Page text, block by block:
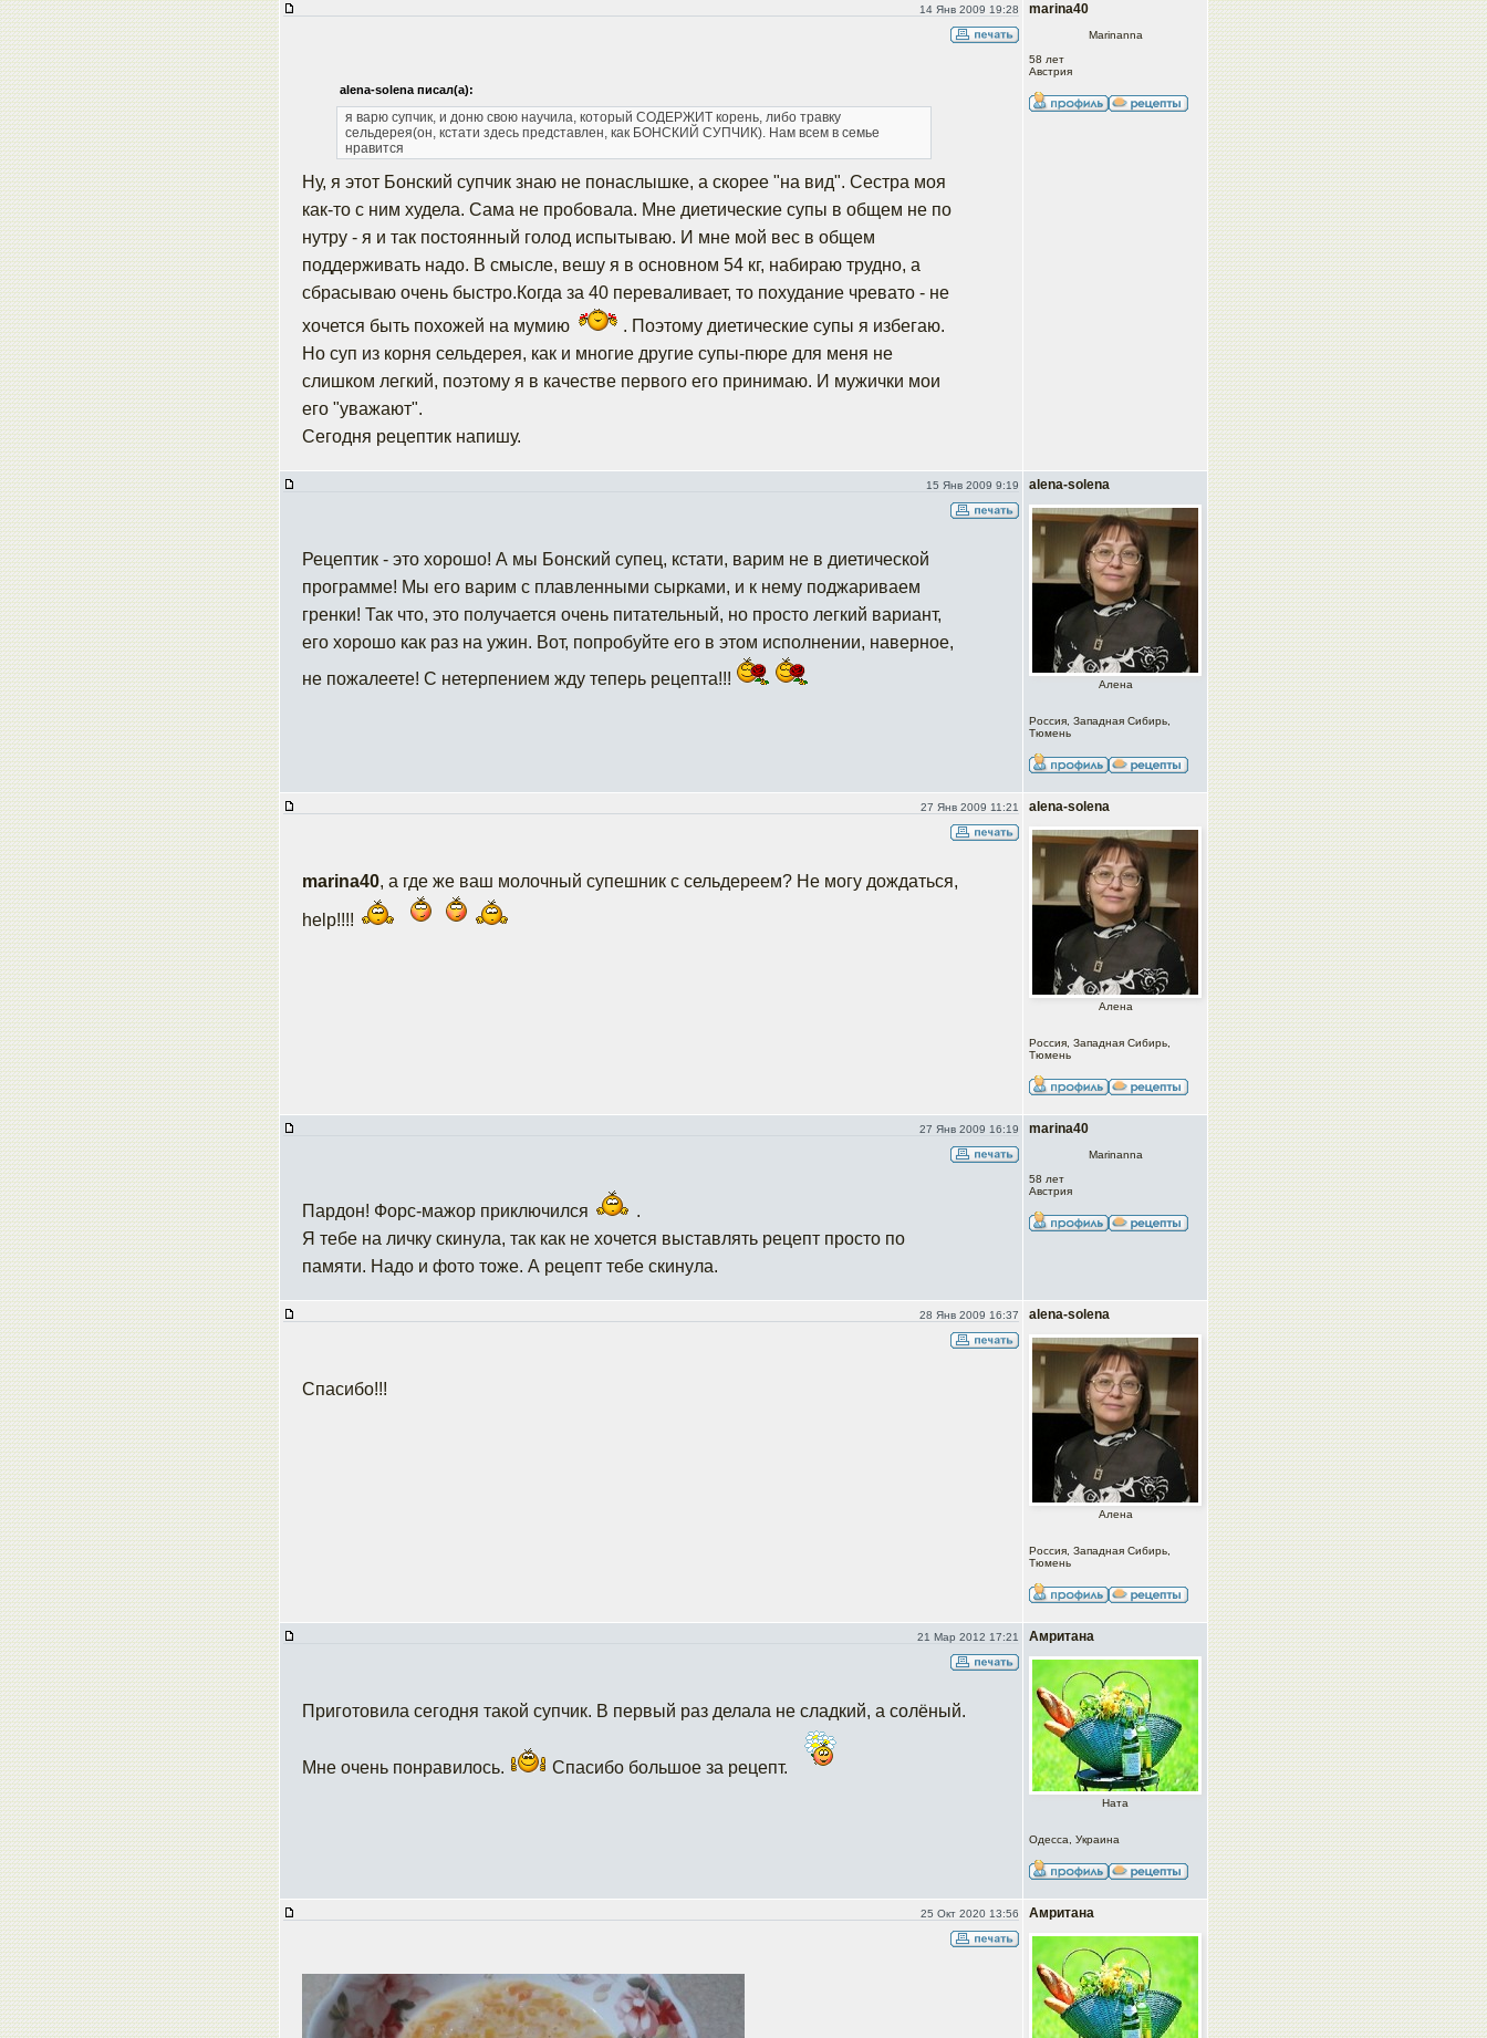
14 Янв 2009 19:28 marina40
Marinanna
58 лет
Австрия
alena-solena писал(а):
я варю супчик, и доню свою научила, который СОДЕРЖИТ корень, либо травку
сельдерея(он, кстати здесь представлен, как БОНСКИЙ СУПЧИК). Нам всем в семье
нравится
Ну, я этот Бонский супчик знаю не понаслышке, а скорее "на вид". Сестра моя
как-то с ним худела. Сама не пробовала. Мне диетические супы в общем не по
нутру - я и так постоянный голод испытываю. И мне мой вес в общем
поддерживать надо. В смысле, вешу я в основном 54 кг, набираю трудно, а
сбрасываю очень быстро.Когда за 40 переваливает, то похудание чревато - не
хочется быть похожей на мумию
. Поэтому диетические супы я избегаю.
Но суп из корня сельдерея, как и многие другие супы-пюре для меня не
слишком легкий, поэтому я в качестве первого его принимаю. И мужички мои
его "уважают".
Сегодня рецептик напишу.
15 Янв 2009 9:19 alena-solena
Алена
Россия, Западная Сибирь,
Тюмень
Рецептик - это хорошо! А мы Бонский супец, кстати, варим не в диетической
программе! Мы его варим с плавленными сырками, и к нему поджариваем
гренки! Так что, это получается очень питательный, но просто легкий вариант,
его хорошо как раз на ужин. Вот, попробуйте его в этом исполнении, наверное,
не пожалеете! С нетерпением жду теперь рецепта!!!
27 Янв 2009 11:21 alena-solena
Алена
Россия, Западная Сибирь,
Тюмень
marina40, а где же ваш молочный супешник с сельдереем? Не могу дождаться,
help!!!!
27 Янв 2009 16:19 marina40
Marinanna
58 лет
Австрия
Пардон! Форс-мажор приключился
.
Я тебе на личку скинула, так как не хочется выставлять рецепт просто по
памяти. Надо и фото тоже. А рецепт тебе скинула.
28 Янв 2009 16:37 alena-solena
Алена
Россия, Западная Сибирь,
Тюмень
Спасибо!!!
21 Мар 2012 17:21 Амритана
Ната
Одесса, Украина
Приготовила сегодня такой супчик. В первый раз делала не сладкий, а солёный.
Мне очень понравилось. Спасибо большое за рецепт.
25 Окт 2020 13:56 Амритана